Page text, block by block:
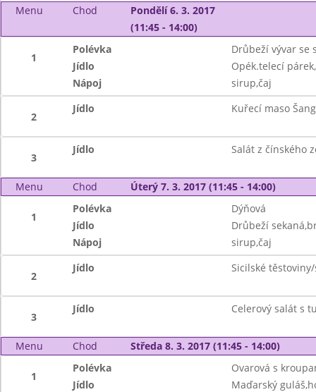
Menu Chod
Pondělí 6. 3. 2017
(11:45 - 14:00)
1
Polévka
Drůbeží vývar se
Jídlo
Opék.telecí
Nápoj
sirup,čaj
2
Jídlo Kuřecí maso
3
Jídlo Salát z čínského
Menu Chod Úterý 7. 3. 2017 (11:45 - 14:00)
1
Polévka
Dýňová
Jídlo
Drůbeží
Nápoj
sirup,čaj
2
Jídlo Sicilské
3
Jídlo Celerový salát s
Menu Chod Středa 8. 3. 2017 (11:45 - 14:00)
1
Polévka
Ovarová s
Jídlo
Maďarský